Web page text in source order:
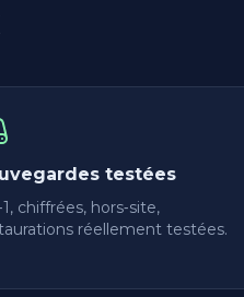
testées
chiffrées, hors‑site,
réellement testées.